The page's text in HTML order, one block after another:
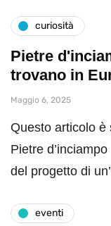
curiosità
Pietre
trovano in
Maggio 6, 2025
Questo articolo è
Pietre
del progetto di
eventi